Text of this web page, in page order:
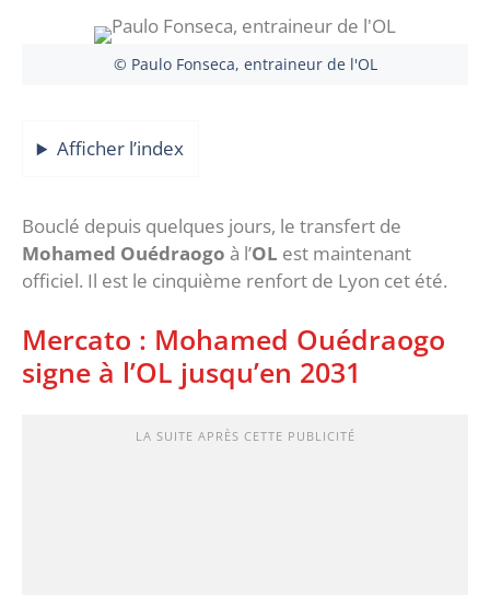
© Paulo Fonseca, entraineur de l'OL
Afficher l’index
Bouclé depuis quelques jours, le transfert de
Mohamed Ouédraogo à l’OL est maintenant
officiel. Il est le cinquième renfort de Lyon cet été.
Mercato : Mohamed Ouédraogo
signe à l’OL jusqu’en 2031
LA SUITE APRÈS CETTE PUBLICITÉ